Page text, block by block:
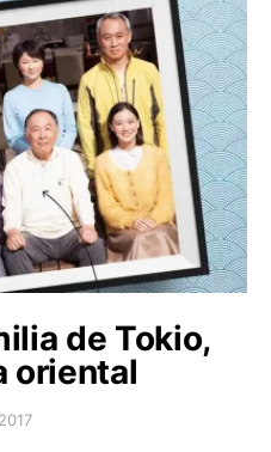
de Tokio,
oriental